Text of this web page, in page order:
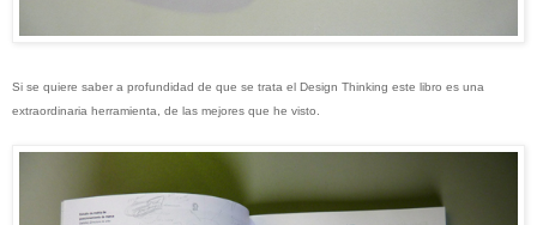
Si se quiere saber a profundidad de que se trata el Design Thinking este libro es una
extraordinaria herramienta, de las mejores que he visto.